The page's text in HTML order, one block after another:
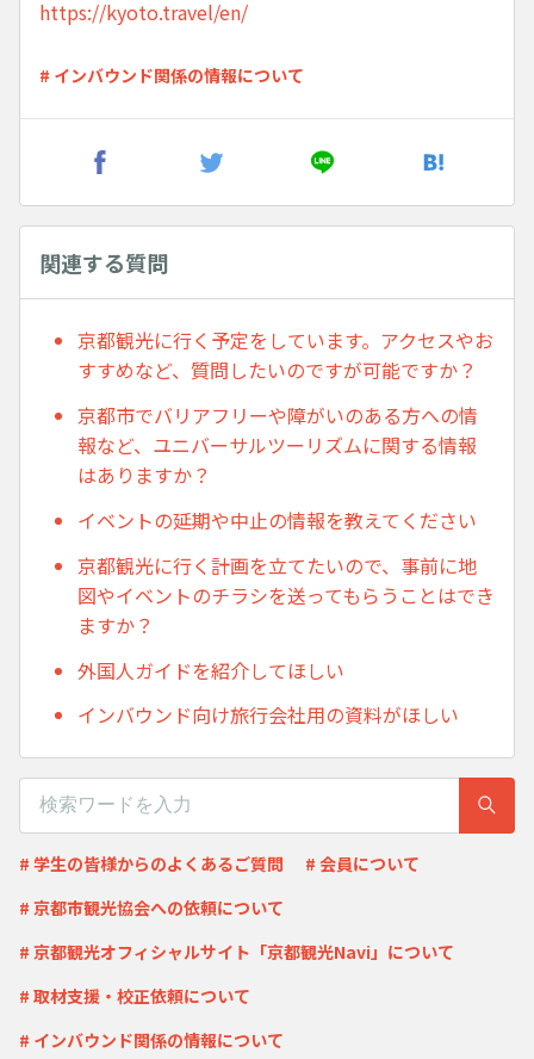
https://kyoto.travel/en/
# インバウンド関係の情報について
関連する質問
京都観光に行く予定をしています。アクセスやお
すすめなど、質問したいのですが可能ですか？
京都市でバリアフリーや障がいのある方への情
報など、ユニバーサルツーリズムに関する情報
はありますか？
イベントの延期や中止の情報を教えてください
京都観光に行く計画を立てたいので、事前に地
図やイベントのチラシを送ってもらうことはでき
ますか？
外国人ガイドを紹介してほしい
インバウンド向け旅行会社用の資料がほしい
# 学生の皆様からのよくあるご質問
# 会員について
# 京都市観光協会への依頼について
# 京都観光オフィシャルサイト「京都観光Navi」について
# 取材支援・校正依頼について
# インバウンド関係の情報について